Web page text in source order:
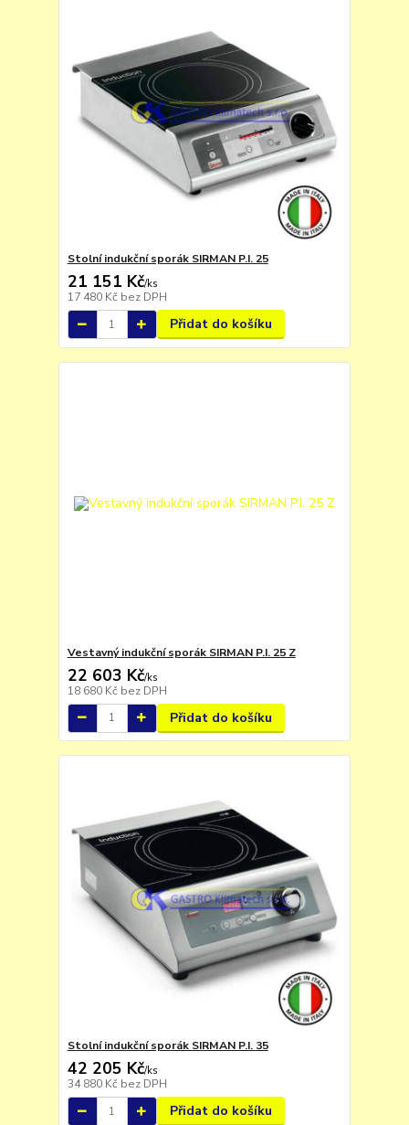
Stolní indukční sporák SIRMAN P.I. 25
21 151 Kč/ks
17 480 Kč bez DPH
Přidat do košíku
Vestavný indukční sporák SIRMAN P.I. 25 Z
22 603 Kč/ks
18 680 Kč bez DPH
Přidat do košíku
Stolní indukční sporák SIRMAN P.I. 35
42 205 Kč/ks
34 880 Kč bez DPH
Přidat do košíku